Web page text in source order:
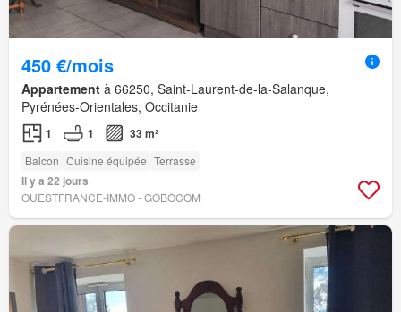
450 €/mois
Appartement à 66250, Saint-Laurent-de-la-Salanque,
Pyrénées-Orientales, Occitanie
1 1 33 m²
Balcon Cuisine équipée Terrasse
Il y a 22 jours
OUESTFRANCE-IMMO - GOBOCOM